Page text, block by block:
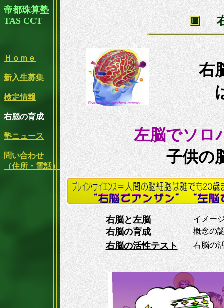
帝都珠算塾
TAS CCT
Ｈｏｍｅ
新入生募集
検定情報
右脳の育成
塾ニュース
問い合わせ
（住所・電話）
右
左脳でソロ
子供の
右脳と左脳 イメー
右脳の育成 概念の
右脳の活性テスト 右脳の